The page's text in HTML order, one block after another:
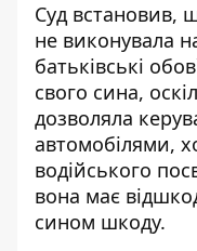
Суд встановив,
не виконувала
батьківські
свого сина,
дозволяла
автомобілями,
водійського
вона має
сином шкоду.